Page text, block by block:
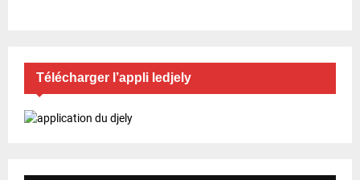
Télécharger l’appli ledjely